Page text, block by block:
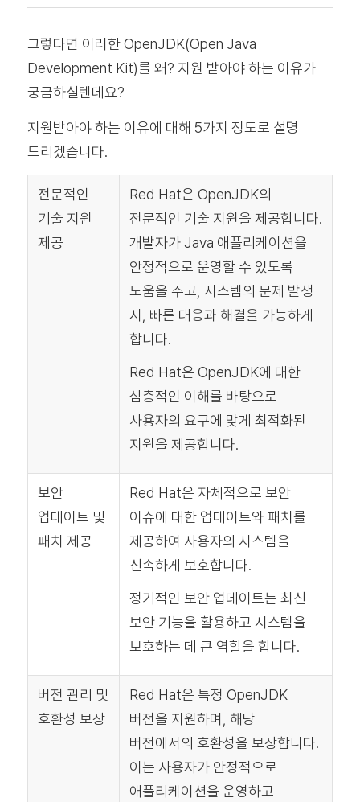
그렇다면 이러한 OpenJDK(Open Java
Development Kit)를 왜? 지원 받아야 하는 이유가
궁금하실텐데요?
지원받아야 하는 이유에 대해 5가지 정도로 설명
드리겠습니다.
전문적인
기술 지원
제공
Red Hat은 OpenJDK의
전문적인 기술 지원을 제공합니다.
개발자가 Java 애플리케이션을
안정적으로 운영할 수 있도록
도움을 주고, 시스템의 문제 발생
시, 빠른 대응과 해결을 가능하게
합니다.
Red Hat은 OpenJDK에 대한
심층적인 이해를 바탕으로
사용자의 요구에 맞게 최적화된
지원을 제공합니다.
보안
업데이트 및
패치 제공
Red Hat은 자체적으로 보안
이슈에 대한 업데이트와 패치를
제공하여 사용자의 시스템을
신속하게 보호합니다.
정기적인 보안 업데이트는 최신
보안 기능을 활용하고 시스템을
보호하는 데 큰 역할을 합니다.
버전 관리 및
호환성 보장
Red Hat은 특정 OpenJDK
버전을 지원하며, 해당
버전에서의 호환성을 보장합니다.
이는 사용자가 안정적으로
애플리케이션을 운영하고